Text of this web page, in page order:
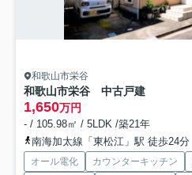
和歌山市栄谷
和歌山市栄谷 中古戸建
1,650万円
- / 105.98㎡ / 5LDK /築21年
南海加太線「東松江」駅 徒歩24分
オール電化 カウンターキッチン